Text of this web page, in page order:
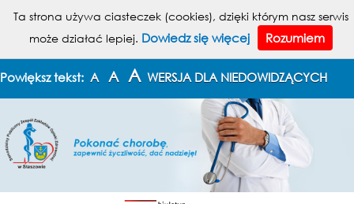
MENU
MAPA STRONY
Powiększ tekst: A A A WERSJA DLA NIEDOWIDZĄCYCH
Ta strona używa ciasteczek (cookies), dzięki którym nasz serwis
może działać lepiej. Dowiedz się więcej Rozumiem